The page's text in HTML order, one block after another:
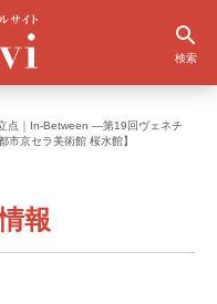
検索
点｜In-Between ―第19回ヴェネチ
市京セラ美術館 桜水館】
報